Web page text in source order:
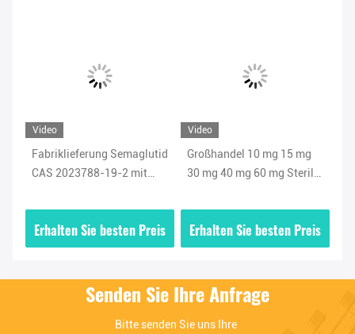
Video
Fabriklieferung Semaglutid
CAS 2023788-19-2 mit
Großbritannien, USA,
Europa
Erhalten Sie besten Preis
Video
Großhandel 10 mg 15 mg
30 mg 40 mg 60 mg Steril
Erhalten Sie besten Preis
Senden Sie Ihre Anfrage
Bitte senden Sie uns Ihre